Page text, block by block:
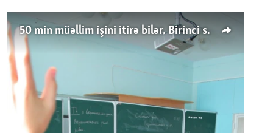
50 min müəllim işini itirə bilər. Birinci sinfə gedənlər azalır